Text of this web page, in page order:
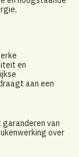
en
aan een
garanderen van
over